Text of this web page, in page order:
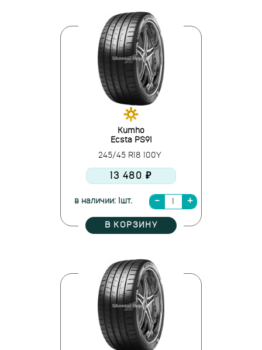
Kumho
Ecsta PS91
245/45 R18 100Y
13 480 ₽
в наличии: 1шт.
В КОРЗИНУ